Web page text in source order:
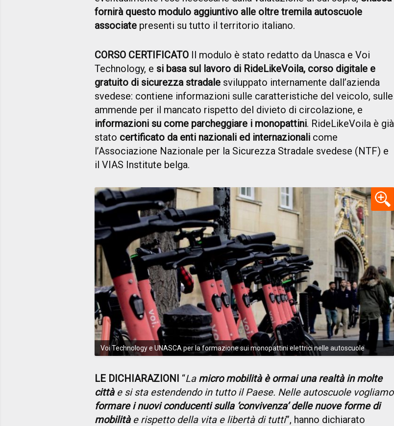
fornirà questo modulo aggiuntivo alle oltre tremila autoscuole
associate presenti su tutto il territorio italiano.
CORSO CERTIFICATO Il modulo è stato redatto da Unasca e Voi
Technology, e si basa sul lavoro di RideLikeVoila, corso digitale e
gratuito di sicurezza stradale sviluppato internamente dall’azienda
svedese: contiene informazioni sulle caratteristiche del veicolo, sulle
ammende per il mancato rispetto del divieto di circolazione, e
informazioni su come parcheggiare i monopattini. RideLikeVoila è già
stato certificato da enti nazionali ed internazionali come
l’Associazione Nazionale per la Sicurezza Stradale svedese (NTF) e
il VIAS Institute belga.
Voi Technology e UNASCA per la formazione sui monopattini elettrici nelle autoscuole
LE DICHIARAZIONI “La micro mobilità è ormai una realtà in molte
cittàe si sta estendendo in tutto il Paese. Nelle autoscuole vogliamo
formare i nuovi conducenti sulla ‘convivenza’ delle nuove forme di
mobilitàe rispetto della vita e libertà di tutti”, hanno dichiarato